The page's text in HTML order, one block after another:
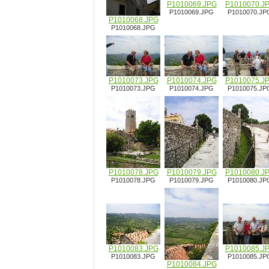
P1010068.JPG
P1010068.JPG
P1010069.JPG
P1010069.JPG
P1010073.JPG
P1010073.JPG
P1010074.JPG
P1010074.JPG
P1010078.JPG
P1010078.JPG
P1010079.JPG
P1010079.JPG
P1010083.JPG
P1010083.JPG
P1010084.JPG